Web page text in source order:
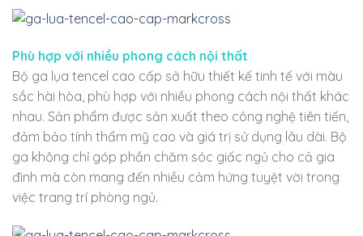
Phù hợp với nhiều phong cách nội thất
Bộ ga lụa tencel cao cấp sở hữu thiết kế tinh tế với màu
sắc hài hòa, phù hợp với nhiều phong cách nội thất khác
nhau. Sản phẩm được sản xuất theo công nghệ tiên tiến,
đảm bảo tính thẩm mỹ cao và giá trị sử dụng lâu dài. Bộ
ga không chỉ góp phần chăm sóc giấc ngủ cho cả gia
đình mà còn mang đến nhiều cảm hứng tuyệt vời trong
việc trang trí phòng ngủ.